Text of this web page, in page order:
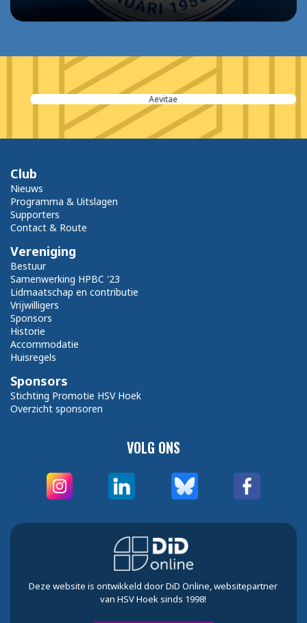
Aevitae
VOLG ONS
Club
Nieuws
Programma & Uitslagen
Supporters
Contact & Route
Vereniging
Bestuur
Samenwerking HPBC '23
Lidmaatschap en contributie
Vrijwilligers
Sponsors
Historie
Accommodatie
Huisregels
Sponsors
Stichting Promotie HSV Hoek
Overzicht sponsoren
Deze website is ontwikkeld door DiD Online, websitepartner
van HSV Hoek sinds 1998!